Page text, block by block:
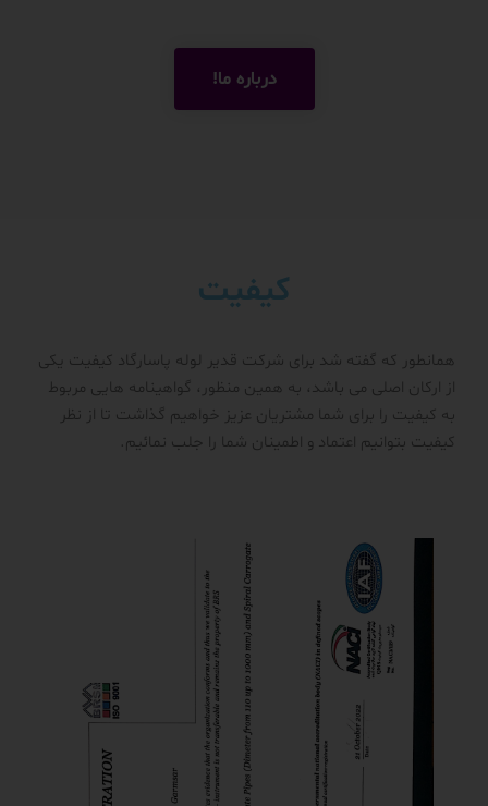
درباره ما!
کیفیت
همانطور که گفته شد برای شرکت قدیر لوله پاسارگاد کیفیت یکی
از ارکان اصلی می باشد، به همین منظور، گواهینامه هایی مربوط
به کیفیت را برای شما مشتریان عزیز خواهیم گذاشت تا از نظر
کیفیت بتوانیم اعتماد و اطمینان شما را جلب نمائیم.